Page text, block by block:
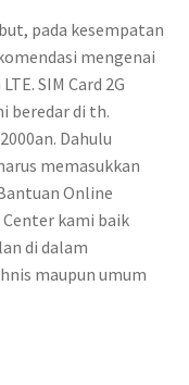
pada kesempatan
mengenai
SIM Card 2G
beredar di th.
Dahulu
memasukkan
Online
kami baik
di dalam
maupun umum